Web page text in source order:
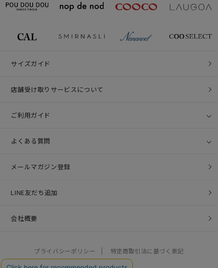
サイズガイド
店舗受け取りサービスについて
ご利用ガイド
よくある質問
メールマガジン登録
LINE友だち追加
会社概要
プライバシーポリシー 特定商取引法に基づく表記